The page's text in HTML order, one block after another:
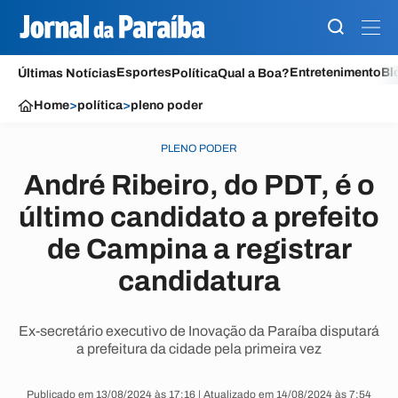
Últimas NotíciasEsportesPolíticaQual a Boa?Entretenimento
Home>política>pleno poder
PLENO PODER
André Ribeiro, do PDT, é o
último candidato a prefeito
de Campina a registrar
candidatura
Ex-secretário executivo de Inovação da Paraíba disputará
a prefeitura da cidade pela primeira vez
Publicado em 13/08/2024 às 17:16 | Atualizado em 14/08/2024 às 7:54